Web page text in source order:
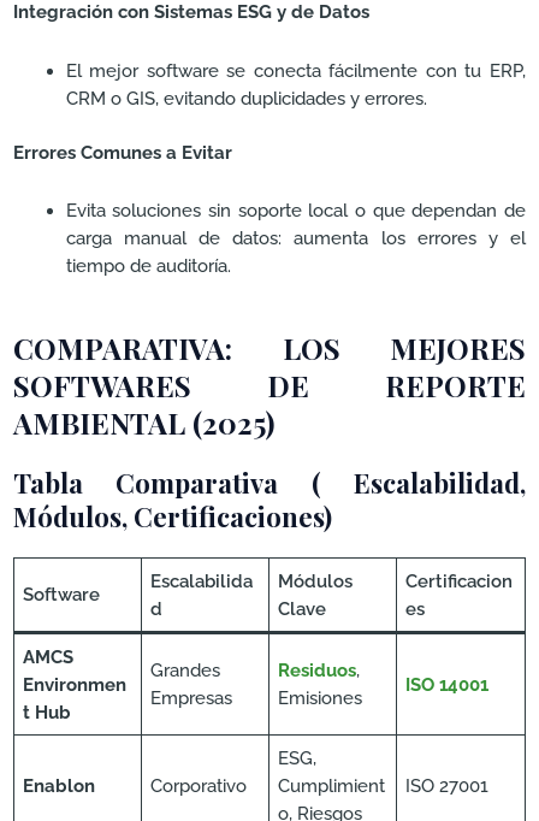
Integración con Sistemas ESG y de Datos
El mejor software se conecta fácilmente con tu ERP,
CRM o GIS, evitando duplicidades y errores.
Errores Comunes a Evitar
Evita soluciones sin soporte local o que dependan de
carga manual de datos: aumenta los errores y el
tiempo de auditoría.
COMPARATIVA: LOS MEJORES
SOFTWARES DE REPORTE
AMBIENTAL (2025)
Tabla Comparativa ( Escalabilidad,
Módulos, Certificaciones)
Software
Escalabilida
d
Módulos
Clave
Certificacion
es
AMCS
Environmen
t Hub
Grandes
Empresas
Residuos,
Emisiones
ISO 14001
Enablon Corporativo
ESG,
Cumplimient
o, Riesgos
ISO 27001